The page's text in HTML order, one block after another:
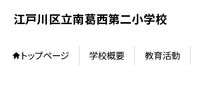
江戸川区立南葛西第二小学校
トップページ 学校概要 教育活動